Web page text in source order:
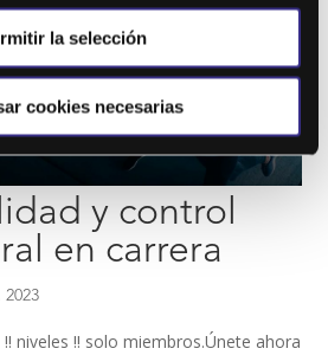
la selección
cookies necesarias
y control
en carrera
2023
niveles !! solo miembros.Únete ahora